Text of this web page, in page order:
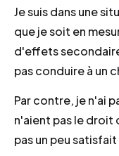
Je suis dans une
que je soit en
d'effets
pas conduire à un
Par contre, je n'ai
n'aient pas le droit
pas un peu